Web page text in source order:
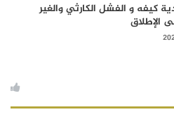
كيفه و الفشل الكارثي والغير
الإطلاق